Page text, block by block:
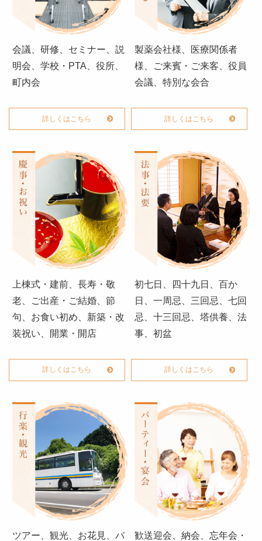
幕の内弁当
ドリンク・サイドメニュー
金澤 和牛処 「豊」
高級海苔弁当
朝食
季節のお弁当
惣楽のスタッフblog
シーン別のお役立ち情報
特定商取引法に基づく表記
会議、研修、セミナー、説
明会、学校・PTA、役所、
町内会
詳しくはこちら
製薬会社様、医療関係者
様、ご来賓・ご来客、役員
会議、特別な会合
詳しくはこちら
上棟式・建前、長寿・敬
老、ご出産・ご結婚、節
句、お食い初め、新築・改
装祝い、開業・開店
詳しくはこちら
初七日、四十九日、百か
日、一周忌、三回忌、七回
忌、十三回忌、塔供養、法
事、初盆
詳しくはこちら
ツアー、観光、お花見、バ
歓送迎会、納会、忘年会・